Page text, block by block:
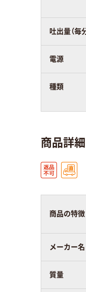
吐出量（毎
電源
種類
商品詳細
商品の特徴
メーカー名
質量